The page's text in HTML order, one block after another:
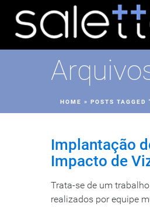
HOME » POSTS TAGGED
Implantação
Impacto de
Trata-se de um
realizados por equipe